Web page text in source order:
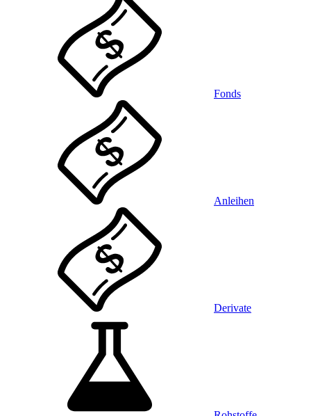
Fonds
Anleihen
Derivate